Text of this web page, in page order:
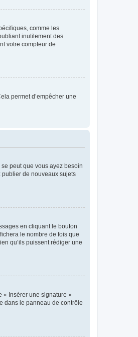
comme les
inutilement des
votre compteur de
permet d’empêcher une
peut que vous ayez besoin
publier de nouveaux sujets
en cliquant le bouton
le nombre de fois que
qu’ils puissent rédiger une
« Insérer une signature »
dans le panneau de contrôle